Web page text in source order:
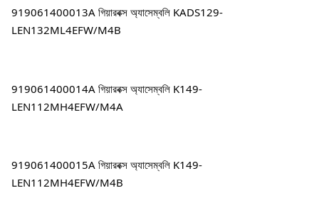
919061400013A গিয়ারবক্স অ্যাসেম্বলি KADS129-
LEN132ML4EFW/M4B
919061400014A গিয়ারবক্স অ্যাসেম্বলি K149-
LEN112MH4EFW/M4A
919061400015A গিয়ারবক্স অ্যাসেম্বলি K149-
LEN112MH4EFW/M4B